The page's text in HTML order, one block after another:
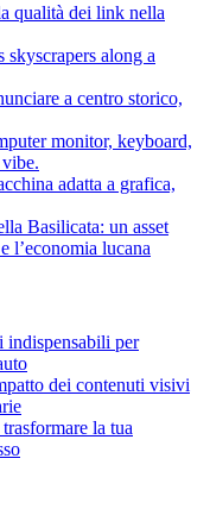
qualità dei link nella
a centro storico,
adatta a grafica,
Basilicata: un asset
l’economia lucana
indispensabili per
dei contenuti visivi
la tua